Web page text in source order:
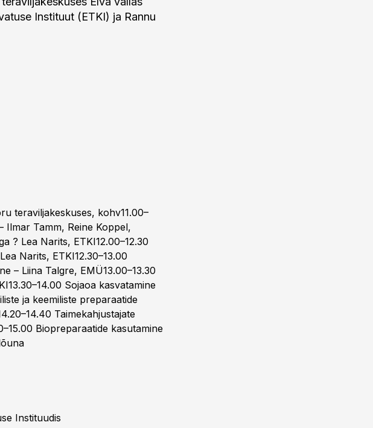
Instituut (ETKI) ja Rannu
teraviljakeskuses, kohv11.00–
Ilmar Tamm, Reine Koppel,
? Lea Narits, ETKI12.00–12.30
Narits, ETKI12.30–13.00
– Liina Talgre, EMÜ13.00–13.30
Sojaoa kasvatamine
ja keemiliste preparaatide
Taimekahjustajate
Biopreparaatide kasutamine
Instituudis